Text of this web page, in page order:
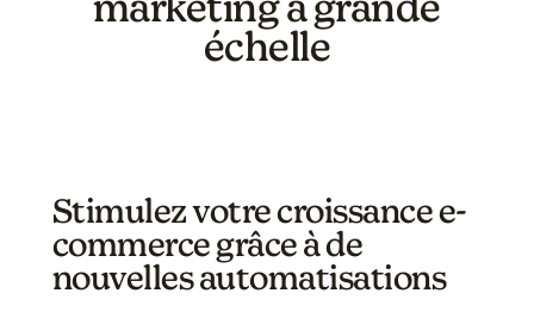
échelle
Stimulez votre croissance e-
commerce grâce à de
nouvelles automatisations